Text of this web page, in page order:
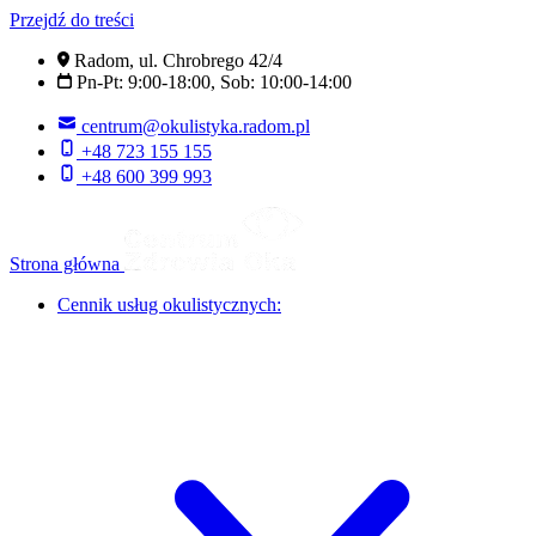
Przejdź do treści
Radom, ul. Chrobrego 42/4
Pn-Pt: 9:00-18:00, Sob: 10:00-14:00
centrum@okulistyka.radom.pl
+48 723 155 155
+48 600 399 993
Strona główna
Cennik usług okulistycznych: